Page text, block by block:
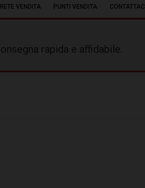
RETE VENDITA PUNTI VENDITA CONTATTACI
rapida e affidabile.